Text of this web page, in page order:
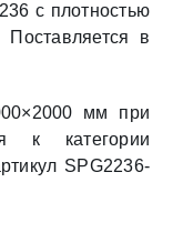
с плотностью
в
мм при
к категории
SPG2236-